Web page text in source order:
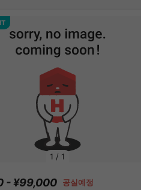
1 / 1
- ¥99,000 공실예정